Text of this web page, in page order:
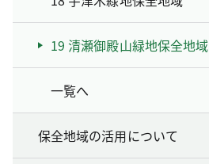
19 清瀬御殿山緑地保全地域
一覧へ
保全地域の活用について